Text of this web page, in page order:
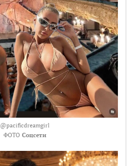
@pacificdreamgirl
ФОТО Соцсети